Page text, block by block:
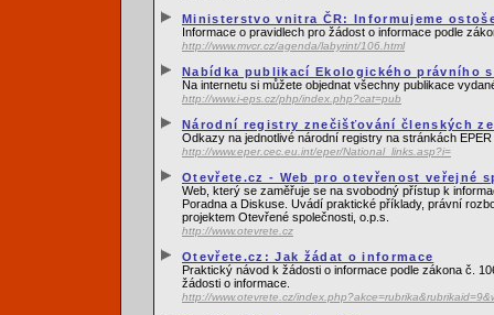
Ministerstvo vnitra ČR: Informujeme
Informace o pravidlech pro žádost o informace podle
http://www.mvcr.cz/agenda/labyrint/106.html
Nabídka publikací Ekologického právního
Na internetu si můžete objednat všechny publikace
http://www.i-eps.cz/php/index.php?cat=pub
Národní registry znečišťování členských
Odkazy na jednotlivé národní registry na stránkách
http://www.eper.cec.eu.int/eper/National_links.asp?i=
Otevřete.cz - Web pro otevřenost veřejné
Web, který se zaměřuje se na svobodný přístup k
Poradna a Diskuse. Uvádí praktické příklady, právní
projektem Otevřené společnosti, o.p.s.
http://www.otevrete.cz
Otevřete.cz: Jak žádat o informace
Praktický návod k žádosti o informace podle zákona č.
žádosti o informace.
http://www.otevrete.cz/